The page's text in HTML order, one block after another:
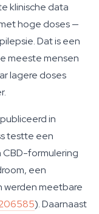
klinische data
hoge doses —
Dat is een
meeste mensen
lagere doses
in
testte een
CBD-formulering
een
werden meetbare
). Daarnaast